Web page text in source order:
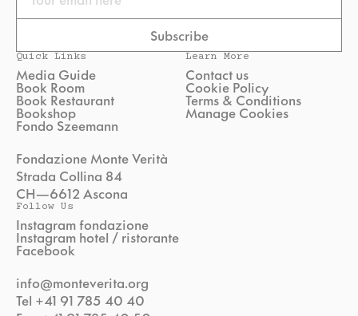
Subscribe
Quick Links
Media Guide
Book Room
Book Restaurant
Bookshop
Fondo Szeemann
Learn More
Contact us
Cookie Policy
Terms & Conditions
Manage Cookies
Fondazione Monte Verità
Strada Collina 84
CH—6612 Ascona
Follow Us
Instagram fondazione
Instagram hotel / ristorante
Facebook
info@monteverita.org
Tel +41 91 785 40 40